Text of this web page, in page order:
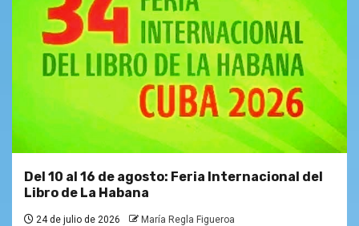
Del 10 al 16 de agosto: Feria Internacional del
Libro de La Habana
24 de julio de 2026 María Regla Figueroa